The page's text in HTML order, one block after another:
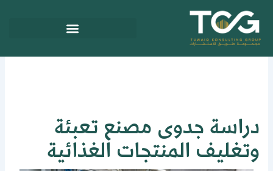
جدوى مصنع تعبئة
المنتجات الغذائية